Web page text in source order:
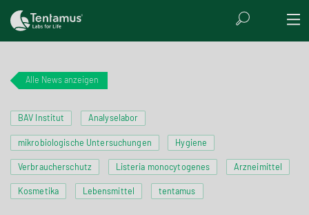
Alle News anzeigen
BAV Institut Analyselabor
mikrobiologische Untersuchungen Hygiene
Verbraucherschutz Listeria monocytogenes Arzneimittel
Kosmetika Lebensmittel tentamus